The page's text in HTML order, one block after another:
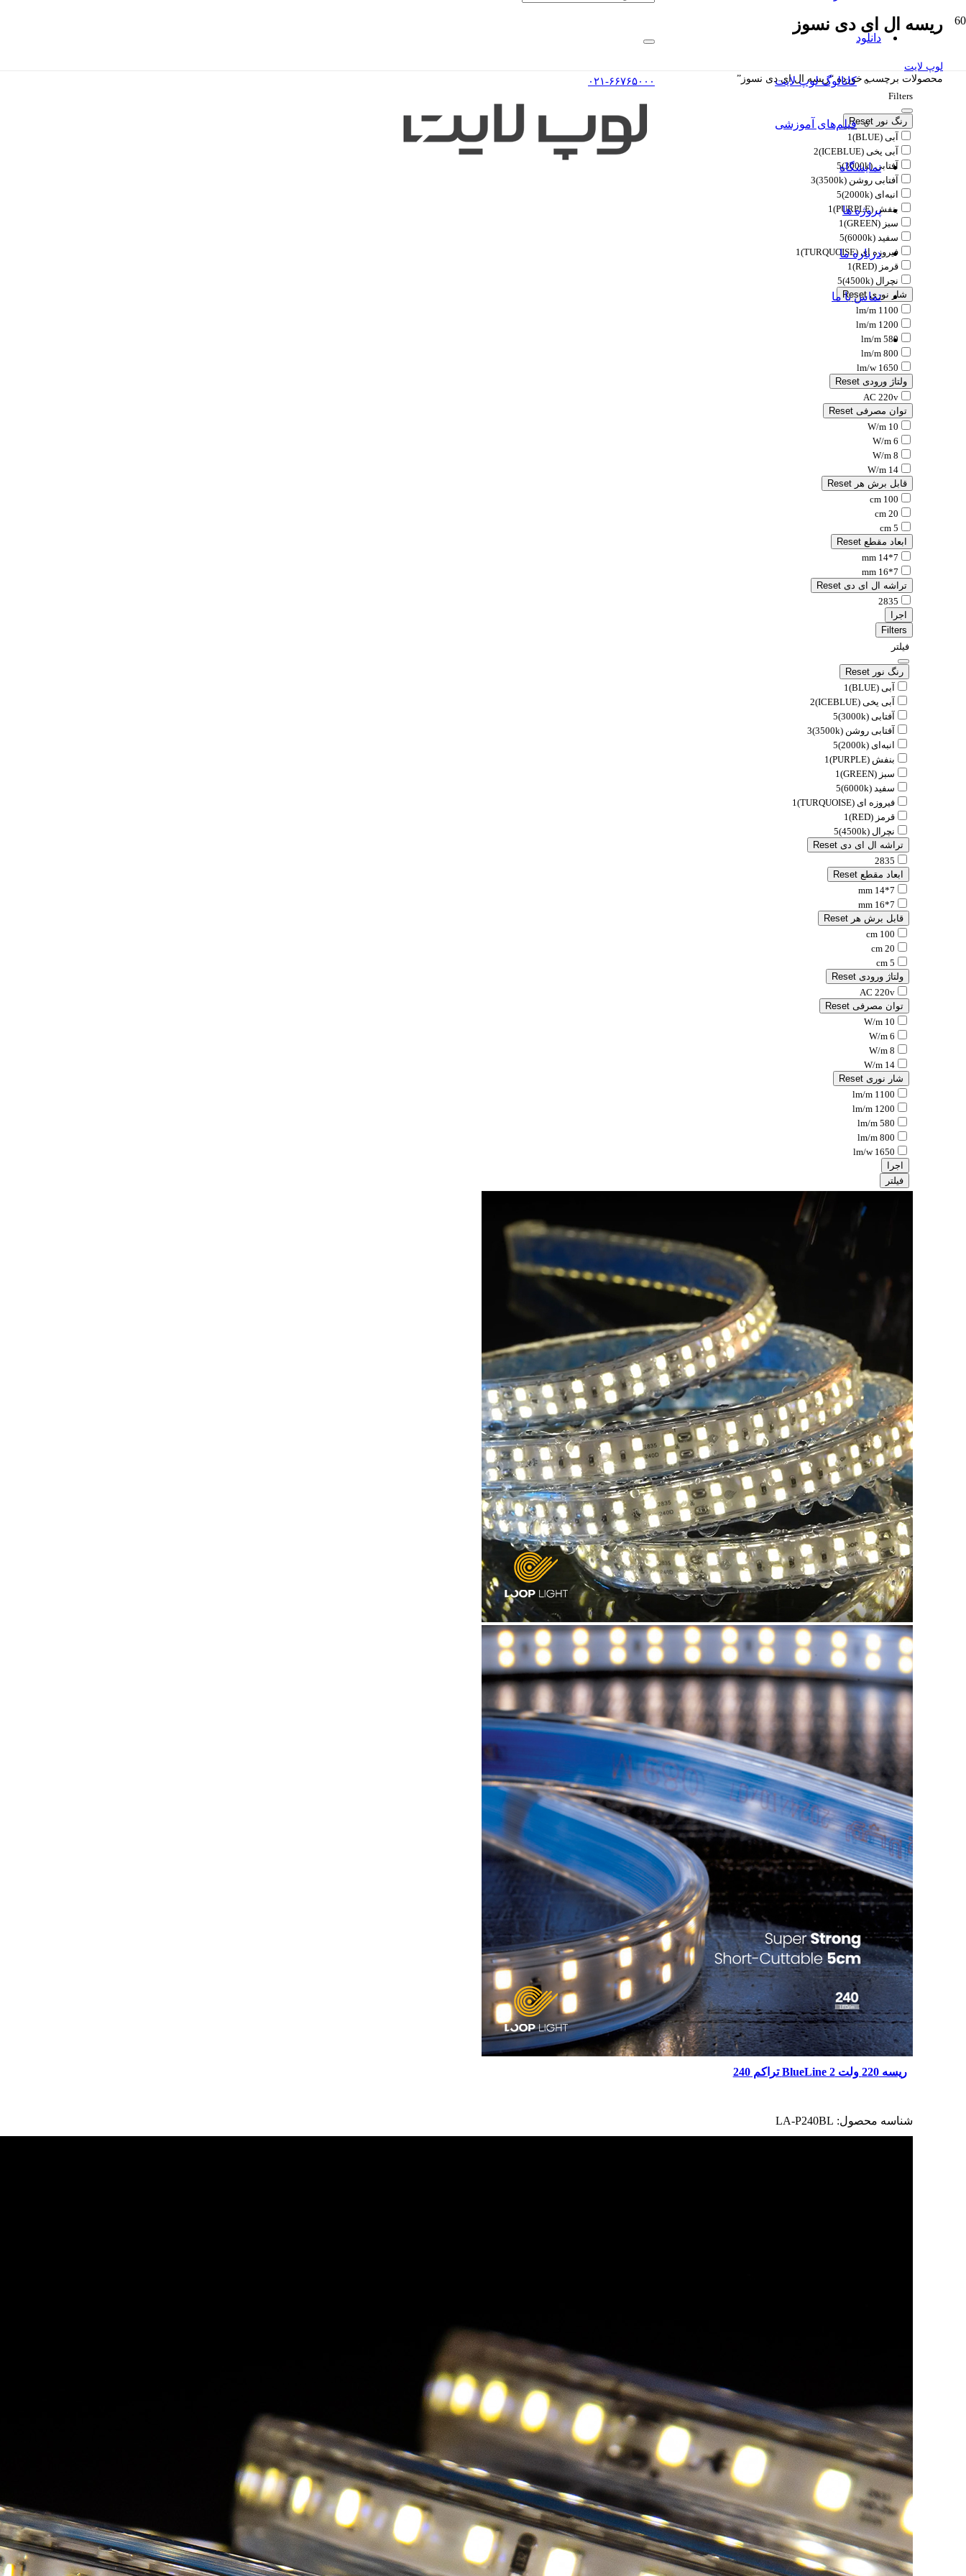
دانلود
کاتالوگ‌ لوپ لایت
فیلم‌های آموزشی
نمایشگاه
پروژه ها
درباره ما
تماس با ما
۰۲۱-۶۶۷۶۵۰۰۰
ریسه ال ای دی نسوز
لوپ لایت
محصولات برچسب خورده “ریسه ال ای دی نسوز”
Filters
رنگ نورReset
آبی (BLUE)
1
آبی یخی (ICEBLUE)
2
آفتابی (3000k)
5
آفتابی روشن (3500k)
3
انبه‌ای (2000k)
5
بنفش (PURPLE)
1
سبز (GREEN)
1
سفید (6000k)
5
فیروزه ای (TURQUOISE)
1
قرمز (RED)
1
نچرال (4500k)
5
شار نوریReset
1100 lm/m
1200 lm/m
580 lm/m
800 lm/m
1650 lm/w
ولتاژ ورودیReset
AC 220v
توان مصرفیReset
10 W/m
6 W/m
8 W/m
14 W/m
قابل برش هرReset
100 cm
20 cm
5 cm
ابعاد مقطعReset
7*14 mm
7*16 mm
تراشه ال ای دیReset
2835
اجرا
Filters
فیلتر
رنگ نورReset
آبی (BLUE)
1
آبی یخی (ICEBLUE)
2
آفتابی (3000k)
5
آفتابی روشن (3500k)
3
انبه‌ای (2000k)
5
بنفش (PURPLE)
1
سبز (GREEN)
1
سفید (6000k)
5
فیروزه ای (TURQUOISE)
1
قرمز (RED)
1
نچرال (4500k)
5
تراشه ال ای دیReset
2835
ابعاد مقطعReset
7*14 mm
7*16 mm
قابل برش هرReset
100 cm
20 cm
5 cm
ولتاژ ورودیReset
AC 220v
توان مصرفیReset
10 W/m
6 W/m
8 W/m
14 W/m
شار نوریReset
1100 lm/m
1200 lm/m
580 lm/m
800 lm/m
1650 lm/w
اجرا
فیلتر
ریسه 220 ولت BlueLine 2 تراکم 240
شناسه محصول: LA-P240BL